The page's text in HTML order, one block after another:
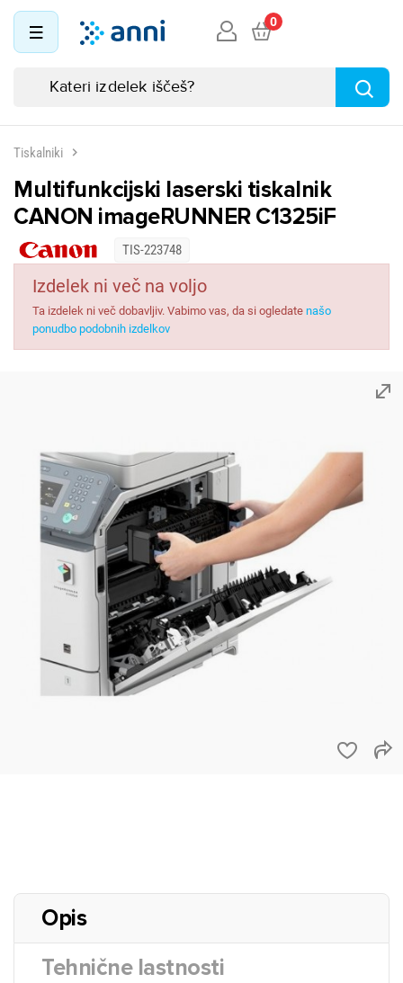
0
Tiskalniki
Multifunkcijski laserski tiskalnik
CANON imageRUNNER C1325iF
TIS-223748
Izdelek ni več na voljo
Ta izdelek ni več dobavljiv. Vabimo vas, da si ogledate našo
ponudbo podobnih izdelkov
Opis
Tehnične lastnosti